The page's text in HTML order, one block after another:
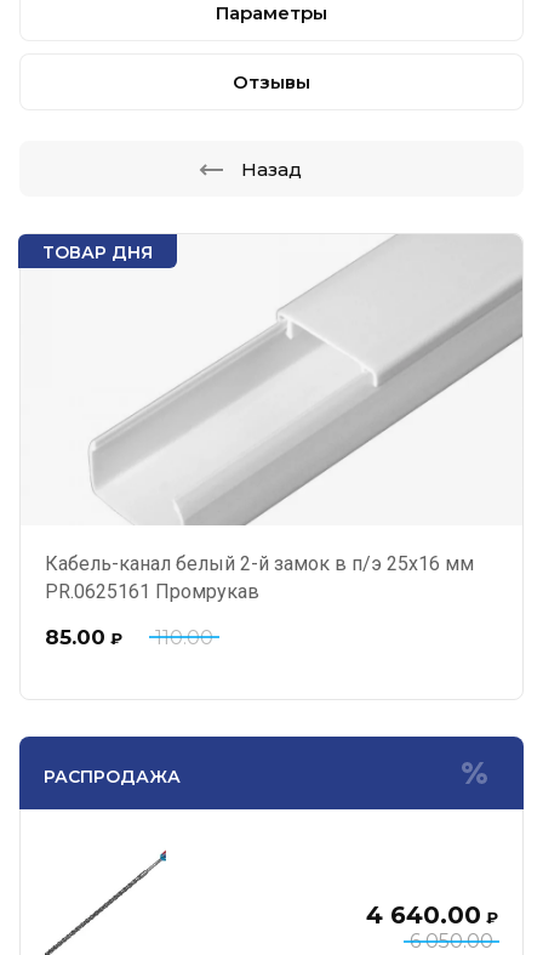
ТОВАР ДНЯ
Кабель-канал белый 2-й замок в п/э 25х16 мм
PR.0625161 Промрукав
110.00
85.00 ₽
РАСПРОДАЖА
6 050.00
4 640.00 ₽
Параметры
Отзывы
Назад